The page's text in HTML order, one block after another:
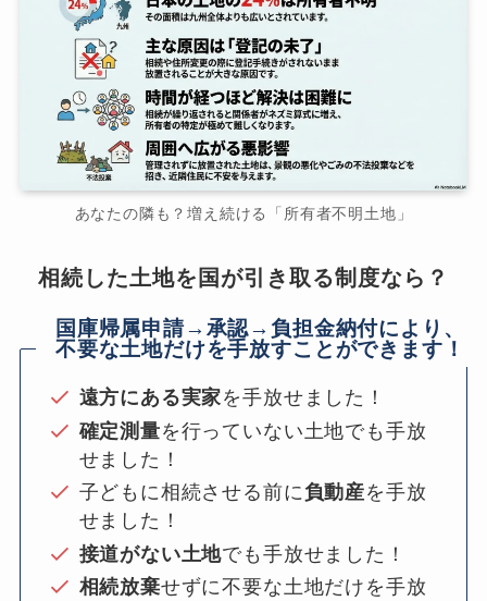
あなたの隣も？増え続ける「所有者不明土地」
相続した土地を国が引き取る制度なら？
国庫帰属申請→承認→負担金納付により、
不要な土地だけを手放すことができます！
遠方にある実家を手放せました！
確定測量を行っていない土地でも手放
せました！
子どもに相続させる前に負動産を手放
せました！
接道がない土地でも手放せました！
相続放棄せずに不要な土地だけを手放